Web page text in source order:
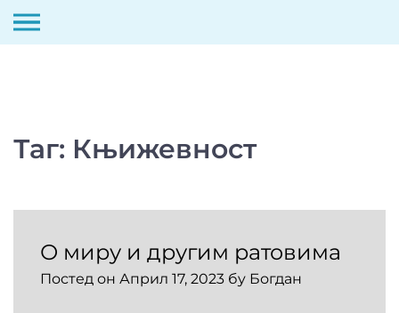
Таг: Књижевност
О миру и другим ратовима
Постед он Април 17, 2023 бy Богдан